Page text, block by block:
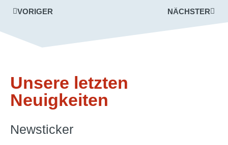
VORIGER NÄCHSTER
Unsere letzten
Neuigkeiten
Newsticker